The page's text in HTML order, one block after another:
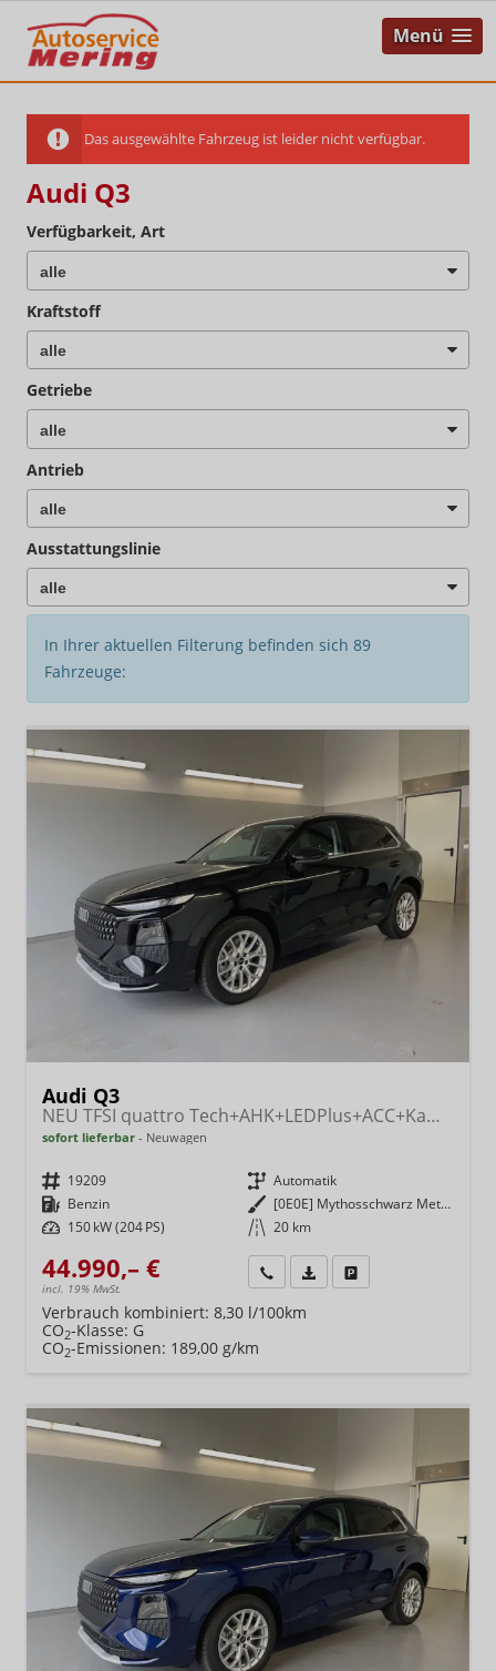
Menü
Das ausgewählte Fahrzeug ist leider nicht verfügbar.
Audi Q3
Verfügbarkeit, Art
Kraftstoff
Getriebe
Antrieb
Ausstattungslinie
In Ihrer aktuellen Filterung befinden sich 89
Fahrzeuge:
Audi Q3
NEU TFSI quattro Tech+AHK+LEDPlus+ACC+Kamera+Alu18+Volllack
sofort lieferbar Neuwagen
Fahrzeugnr. 19209 Getriebe Automatik
Kraftstoff Benzin Außenfarbe
[0E0E] Mythosschwarz Metallic
Leistung 150 kW (204 PS) Kilometerstand 20 km
44.990,– €
incl. 19% MwSt.
Wir rufen Sie anFahrzeugexposé (PDF)
Verbrauch kombiniert: 8,30 l/100km
CO2-Klasse: G
CO2-Emissionen: 189,00 g/km